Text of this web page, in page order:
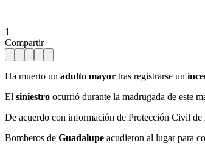
1
Compartir
Ha muerto un adulto mayor tras registrarse un
El siniestro ocurrió durante la madrugada de este
De acuerdo con información de Protección Civil de
Bomberos de Guadalupe acudieron al lugar para